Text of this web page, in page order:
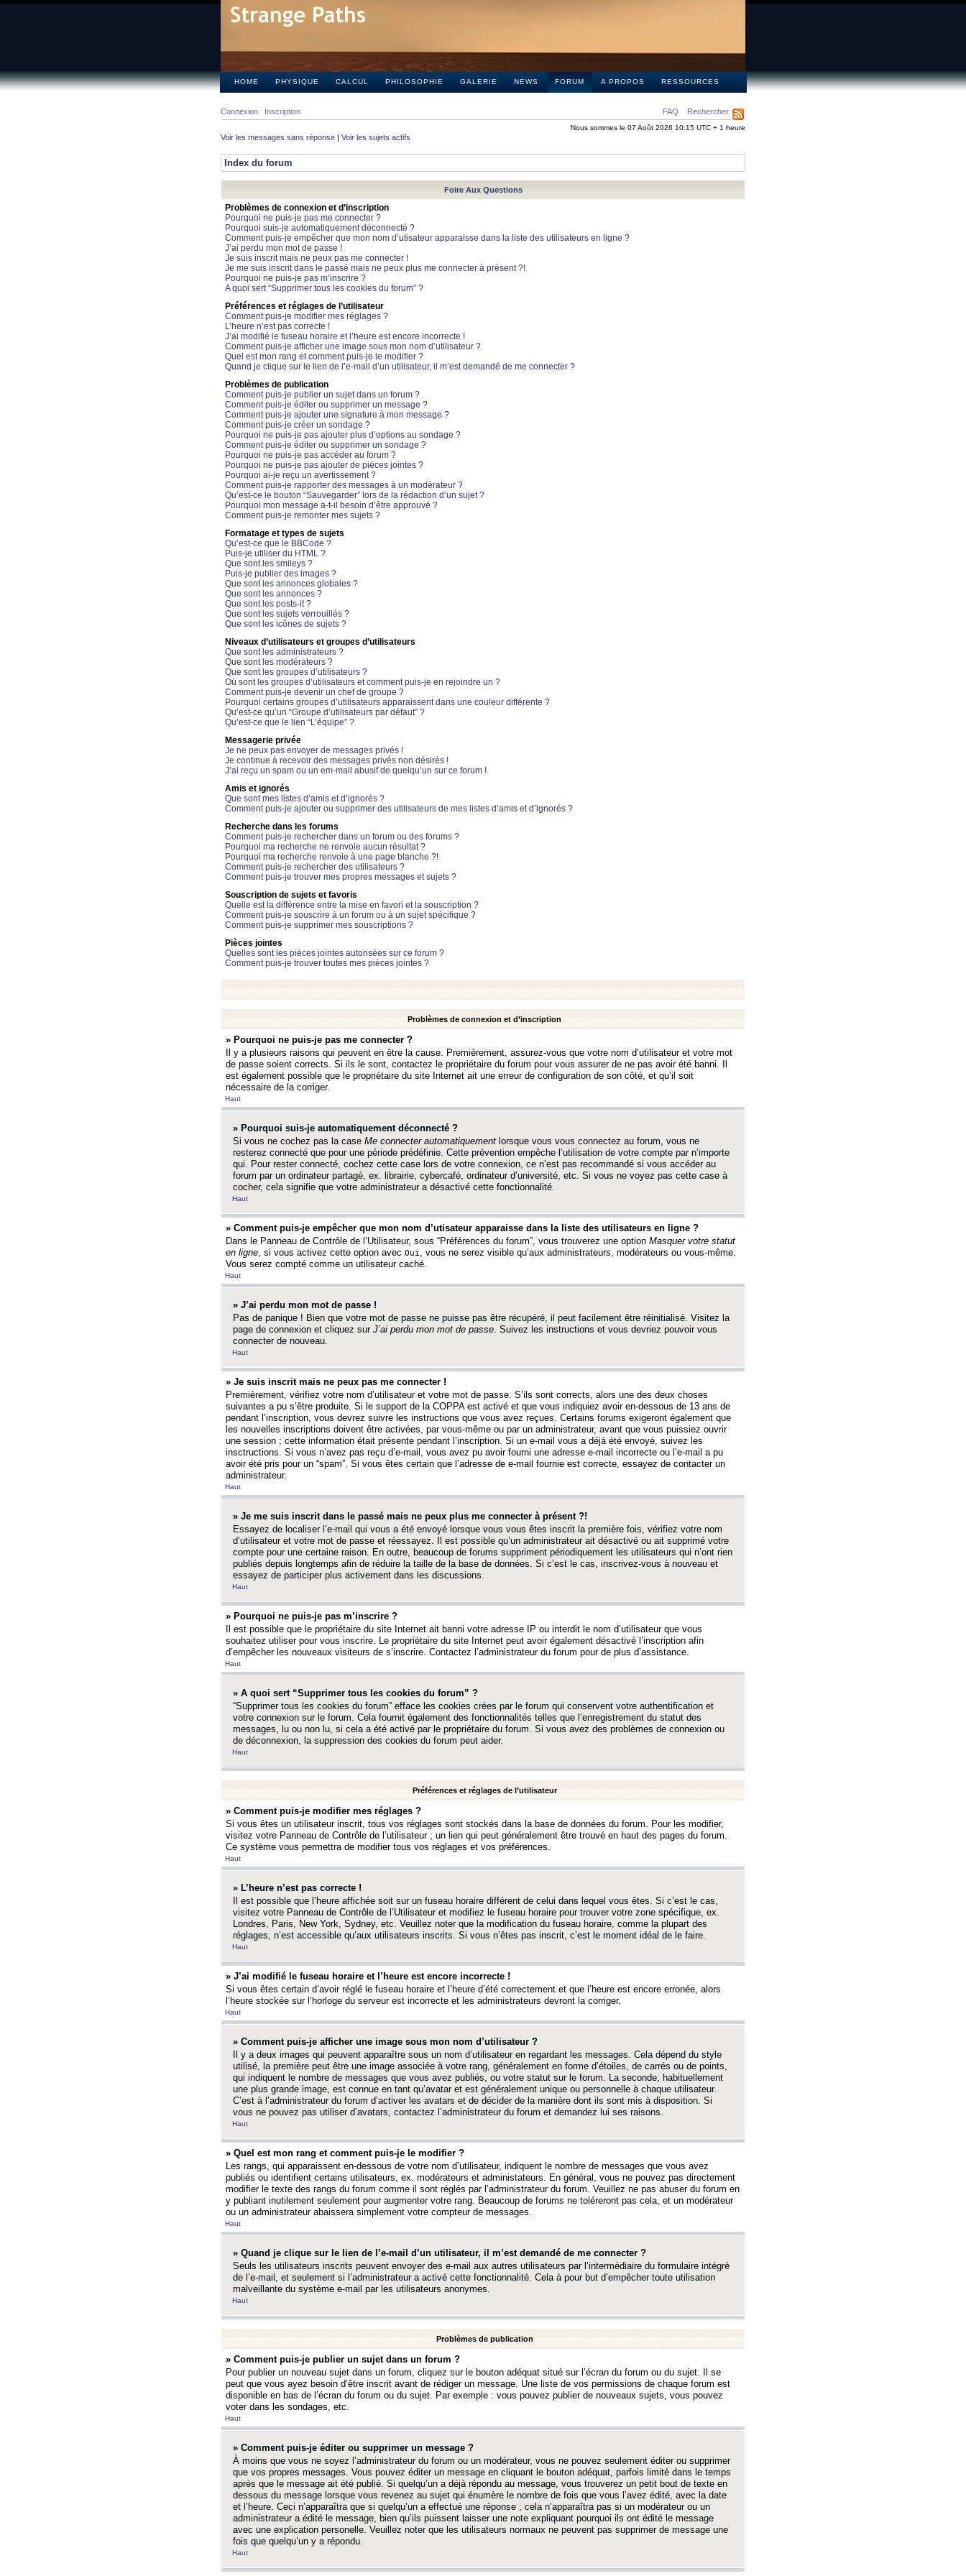
HOME PHYSIQUE CALCUL PHILOSOPHIE GALERIE NEWS FORUM A PROPOS RESSOURCES
FAQ Rechercher
Connexion Inscription
Nous sommes le 07 Août 2026 10:15 UTC + 1 heure
Voir les messages sans réponse | Voir les sujets actifs
Index du forum
Foire Aux Questions
Problèmes de connexion et d’inscription
Pourquoi ne puis-je pas me connecter ?
Pourquoi suis-je automatiquement déconnecté ?
Comment puis-je empêcher que mon nom d’utisateur apparaisse dans la liste des utilisateurs en ligne ?
J’ai perdu mon mot de passe !
Je suis inscrit mais ne peux pas me connecter !
Je me suis inscrit dans le passé mais ne peux plus me connecter à présent ?!
Pourquoi ne puis-je pas m’inscrire ?
A quoi sert “Supprimer tous les cookies du forum” ?
Préférences et réglages de l’utilisateur
Comment puis-je modifier mes réglages ?
L’heure n’est pas correcte !
J’ai modifié le fuseau horaire et l’heure est encore incorrecte !
Comment puis-je afficher une image sous mon nom d’utilisateur ?
Quel est mon rang et comment puis-je le modifier ?
Quand je clique sur le lien de l’e-mail d’un utilisateur, il m’est demandé de me connecter ?
Problèmes de publication
Comment puis-je publier un sujet dans un forum ?
Comment puis-je éditer ou supprimer un message ?
Comment puis-je ajouter une signature à mon message ?
Comment puis-je créer un sondage ?
Pourquoi ne puis-je pas ajouter plus d’options au sondage ?
Comment puis-je éditer ou supprimer un sondage ?
Pourquoi ne puis-je pas accéder au forum ?
Pourquoi ne puis-je pas ajouter de pièces jointes ?
Pourquoi ai-je reçu un avertissement ?
Comment puis-je rapporter des messages à un modérateur ?
Qu’est-ce le bouton “Sauvegarder” lors de la rédaction d’un sujet ?
Pourquoi mon message a-t-il besoin d’être approuvé ?
Comment puis-je remonter mes sujets ?
Formatage et types de sujets
Qu’est-ce que le BBCode ?
Puis-je utiliser du HTML ?
Que sont les smileys ?
Puis-je publier des images ?
Que sont les annonces globales ?
Que sont les annonces ?
Que sont les posts-it ?
Que sont les sujets verrouillés ?
Que sont les icônes de sujets ?
Niveaux d’utilisateurs et groupes d’utilisateurs
Que sont les administrateurs ?
Que sont les modérateurs ?
Que sont les groupes d’utilisateurs ?
Où sont les groupes d’utilisateurs et comment puis-je en rejoindre un ?
Comment puis-je devenir un chef de groupe ?
Pourquoi certains groupes d’utilisateurs apparaissent dans une couleur différente ?
Qu’est-ce qu’un “Groupe d’utilisateurs par défaut” ?
Qu’est-ce que le lien “L’équipe” ?
Messagerie privée
Je ne peux pas envoyer de messages privés !
Je continue à recevoir des messages privés non désirés !
J’ai reçu un spam ou un em-mail abusif de quelqu’un sur ce forum !
Amis et ignorés
Que sont mes listes d’amis et d’ignorés ?
Comment puis-je ajouter ou supprimer des utilisateurs de mes listes d’amis et d’ignorés ?
Recherche dans les forums
Comment puis-je rechercher dans un forum ou des forums ?
Pourquoi ma recherche ne renvoie aucun résultat ?
Pourquoi ma recherche renvoie à une page blanche ?!
Comment puis-je rechercher des utilisateurs ?
Comment puis-je trouver mes propres messages et sujets ?
Souscription de sujets et favoris
Quelle est la différence entre la mise en favori et la souscription ?
Comment puis-je souscrire à un forum ou à un sujet spécifique ?
Comment puis-je supprimer mes souscriptions ?
Pièces jointes
Quelles sont les pièces jointes autorisées sur ce forum ?
Comment puis-je trouver toutes mes pièces jointes ?
Problèmes de connexion et d’inscription
» Pourquoi ne puis-je pas me connecter ?
Il y a plusieurs raisons qui peuvent en être la cause. Premièrement, assurez-vous que votre nom d’utilisateur et votre mot
de passe soient corrects. Si ils le sont, contactez le propriétaire du forum pour vous assurer de ne pas avoir été banni. Il
est également possible que le propriétaire du site Internet ait une erreur de configuration de son côté, et qu’il soit
nécessaire de la corriger.
Haut
» Pourquoi suis-je automatiquement déconnecté ?
Si vous ne cochez pas la case Me connecter automatiquement lorsque vous vous connectez au forum, vous ne
resterez connecté que pour une période prédéfinie. Cette prévention empêche l’utilisation de votre compte par n’importe
qui. Pour rester connecté, cochez cette case lors de votre connexion, ce n’est pas recommandé si vous accéder au
forum par un ordinateur partagé, ex. librairie, cybercafé, ordinateur d’université, etc. Si vous ne voyez pas cette case à
cocher, cela signifie que votre administrateur a désactivé cette fonctionnalité.
Haut
» Comment puis-je empêcher que mon nom d’utisateur apparaisse dans la liste des utilisateurs en ligne ?
Dans le Panneau de Contrôle de l’Utilisateur, sous “Préférences du forum”, vous trouverez une option Masquer votre statut
en ligne, si vous activez cette option avec Oui , vous ne serez visible qu’aux administrateurs, modérateurs ou vous-même.
Vous serez compté comme un utilisateur caché.
Haut
» J’ai perdu mon mot de passe !
Pas de panique ! Bien que votre mot de passe ne puisse pas être récupéré, il peut facilement être réinitialisé. Visitez la
page de connexion et cliquez sur J’ai perdu mon mot de passe. Suivez les instructions et vous devriez pouvoir vous
connecter de nouveau.
Haut
» Je suis inscrit mais ne peux pas me connecter !
Premièrement, vérifiez votre nom d’utilisateur et votre mot de passe. S’ils sont corrects, alors une des deux choses
suivantes a pu s’être produite. Si le support de la COPPA est activé et que vous indiquiez avoir en-dessous de 13 ans de
pendant l’inscription, vous devrez suivre les instructions que vous avez reçues. Certains forums exigeront également que
les nouvelles inscriptions doivent être activées, par vous-même ou par un administrateur, avant que vous puissiez ouvrir
une session ; cette information était présente pendant l’inscription. Si un e-mail vous a déjà été envoyé, suivez les
insctructions. Si vous n’avez pas reçu d’e-mail, vous avez pu avoir fourni une adresse e-mail incorrecte ou l’e-mail a pu
avoir été pris pour un “spam”. Si vous êtes certain que l’adresse de e-mail fournie est correcte, essayez de contacter un
administrateur.
Haut
» Je me suis inscrit dans le passé mais ne peux plus me connecter à présent ?!
Essayez de localiser l’e-mail qui vous a été envoyé lorsque vous vous êtes inscrit la première fois, vérifiez votre nom
d’utilisateur et votre mot de passe et réessayez. Il est possible qu’un administrateur ait désactivé ou ait supprimé votre
compte pour une certaine raison. En outre, beaucoup de forums suppriment périodiquement les utilisateurs qui n’ont rien
publiés depuis longtemps afin de réduire la taille de la base de données. Si c’est le cas, inscrivez-vous à nouveau et
essayez de participer plus activement dans les discussions.
Haut
» Pourquoi ne puis-je pas m’inscrire ?
Il est possible que le propriétaire du site Internet ait banni votre adresse IP ou interdit le nom d’utilisateur que vous
souhaitez utiliser pour vous inscrire. Le propriétaire du site Internet peut avoir également désactivé l’inscription afin
d’empêcher les nouveaux visiteurs de s’inscrire. Contactez l’administrateur du forum pour de plus d’assistance.
Haut
» A quoi sert “Supprimer tous les cookies du forum” ?
“Supprimer tous les cookies du forum” efface les cookies crées par le forum qui conservent votre authentification et
votre connexion sur le forum. Cela fournit également des fonctionnalités telles que l’enregistrement du statut des
messages, lu ou non lu, si cela a été activé par le propriétaire du forum. Si vous avez des problèmes de connexion ou
de déconnexion, la suppression des cookies du forum peut aider.
Haut
Préférences et réglages de l’utilisateur
» Comment puis-je modifier mes réglages ?
Si vous êtes un utilisateur inscrit, tous vos réglages sont stockés dans la base de données du forum. Pour les modifier,
visitez votre Panneau de Contrôle de l’utilisateur ; un lien qui peut généralement être trouvé en haut des pages du forum.
Ce système vous permettra de modifier tous vos réglages et vos préférences.
Haut
» L’heure n’est pas correcte !
Il est possible que l’heure affichée soit sur un fuseau horaire différent de celui dans lequel vous êtes. Si c’est le cas,
visitez votre Panneau de Contrôle de l’Utilisateur et modifiez le fuseau horaire pour trouver votre zone spécifique, ex.
Londres, Paris, New York, Sydney, etc. Veuillez noter que la modification du fuseau horaire, comme la plupart des
réglages, n’est accessible qu’aux utilisateurs inscrits. Si vous n’êtes pas inscrit, c’est le moment idéal de le faire.
Haut
» J’ai modifié le fuseau horaire et l’heure est encore incorrecte !
Si vous êtes certain d’avoir réglé le fuseau horaire et l’heure d’été correctement et que l’heure est encore erronée, alors
l’heure stockée sur l’horloge du serveur est incorrecte et les administrateurs devront la corriger.
Haut
» Comment puis-je afficher une image sous mon nom d’utilisateur ?
Il y a deux images qui peuvent apparaître sous un nom d’utilisateur en regardant les messages. Cela dépend du style
utilisé, la première peut être une image associée à votre rang, généralement en forme d’étoiles, de carrés ou de points,
qui indiquent le nombre de messages que vous avez publiés, ou votre statut sur le forum. La seconde, habituellement
une plus grande image, est connue en tant qu’avatar et est généralement unique ou personnelle à chaque utilisateur.
C’est à l’administrateur du forum d’activer les avatars et de décider de la manière dont ils sont mis à disposition. Si
vous ne pouvez pas utiliser d’avatars, contactez l’administrateur du forum et demandez lui ses raisons.
Haut
» Quel est mon rang et comment puis-je le modifier ?
Les rangs, qui apparaissent en-dessous de votre nom d’utilisateur, indiquent le nombre de messages que vous avez
publiés ou identifient certains utilisateurs, ex. modérateurs et administateurs. En général, vous ne pouvez pas directement
modifier le texte des rangs du forum comme il sont réglés par l’administrateur du forum. Veuillez ne pas abuser du forum en
y publiant inutilement seulement pour augmenter votre rang. Beaucoup de forums ne toléreront pas cela, et un modérateur
ou un administrateur abaissera simplement votre compteur de messages.
Haut
» Quand je clique sur le lien de l’e-mail d’un utilisateur, il m’est demandé de me connecter ?
Seuls les utilisateurs inscrits peuvent envoyer des e-mail aux autres utilisateurs par l’intermédiaire du formulaire intégré
de l’e-mail, et seulement si l’administrateur a activé cette fonctionnalité. Cela à pour but d’empêcher toute utilisation
malveillante du système e-mail par les utilisateurs anonymes.
Haut
Problèmes de publication
» Comment puis-je publier un sujet dans un forum ?
Pour publier un nouveau sujet dans un forum, cliquez sur le bouton adéquat situé sur l’écran du forum ou du sujet. Il se
peut que vous ayez besoin d’être inscrit avant de rédiger un message. Une liste de vos permissions de chaque forum est
disponible en bas de l’écran du forum ou du sujet. Par exemple : vous pouvez publier de nouveaux sujets, vous pouvez
voter dans les sondages, etc.
Haut
» Comment puis-je éditer ou supprimer un message ?
À moins que vous ne soyez l’administrateur du forum ou un modérateur, vous ne pouvez seulement éditer ou supprimer
que vos propres messages. Vous pouvez éditer un message en cliquant le bouton adéquat, parfois limité dans le temps
après que le message ait été publié. Si quelqu’un a déjà répondu au message, vous trouverez un petit bout de texte en
dessous du message lorsque vous revenez au sujet qui énumère le nombre de fois que vous l’avez édité, avec la date
et l’heure. Ceci n’apparaîtra que si quelqu’un a effectué une réponse ; cela n’apparaîtra pas si un modérateur ou un
administrateur a édité le message, bien qu’ils puissent laisser une note expliquant pourquoi ils ont édité le message
avec une explication personelle. Veuillez noter que les utilisateurs normaux ne peuvent pas supprimer de message une
fois que quelqu’un y a répondu.
Haut